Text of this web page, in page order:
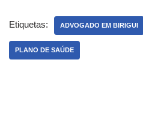
Etiquetas: ADVOGADO EM BIRIGUI
PLANO DE SAÚDE